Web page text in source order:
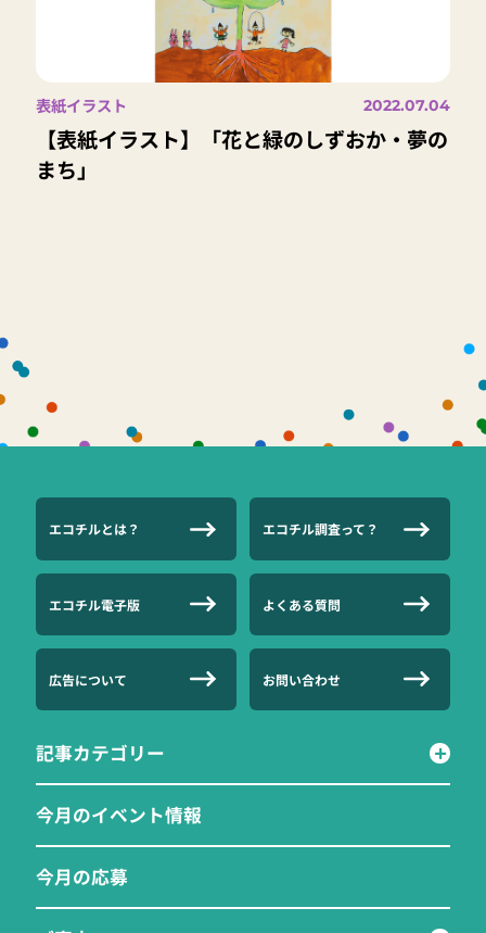
表紙イラスト 2022.07.04
【表紙イラスト】「花と緑のしずおか・夢の
まち」
エコチルとは？ エコチル調査って？
エコチル電子版 よくある質問
広告について お問い合わせ
記事カテゴリー
今月のイベント情報
今月の応募